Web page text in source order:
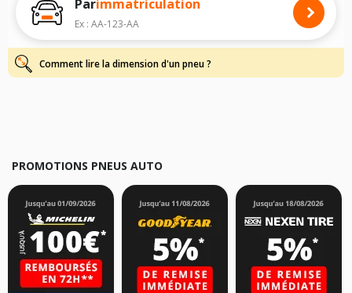
Pour cela, veuillez sélectionner le modèle de votre véhicule ci-dessous :
Les résultats de votre recherche sont donnés à titre indicatif. Il est
fortement recommandé de vérifier en amont la dimension des pneus
montés sur votre véhicule, sans oublier les indices de charge et de
vitesse, indispensables pour que votre dimension soit complète.
Parimmatriculation
Ex : AA-123-AA
Comment lire la dimension d'un pneu ?
PROMOTIONS PNEUS AUTO